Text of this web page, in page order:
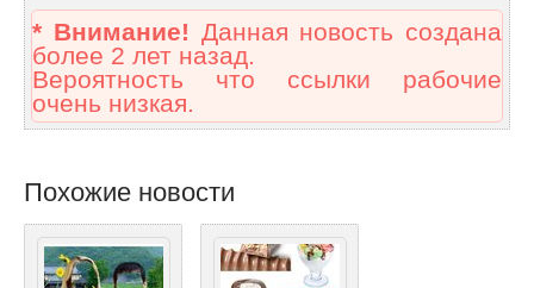
* Внимание! Данная новость создана
более 2 лет назад.
Вероятность что ссылки рабочие
очень низкая.
Похожие новости